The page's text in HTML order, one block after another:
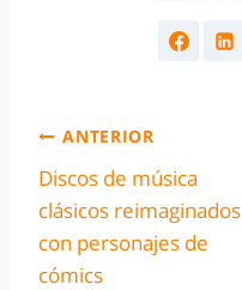
ANTERIOR
Discos de música
clásicos reimaginados
con personajes de
cómics